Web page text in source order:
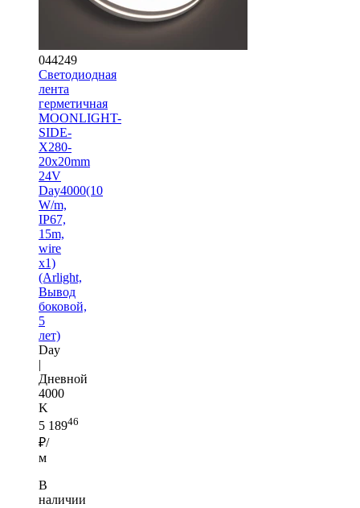
044249
Светодиодная
лента
герметичная
MOONLIGHT-
SIDE-
X280-
20x20mm
24V
Day4000(10
W/m,
IP67,
15m,
wire
x1)
(Arlight,
Вывод
боковой,
5
лет)
Day
|
Дневной
4000
K
5 18946
₽/
м
В
наличии